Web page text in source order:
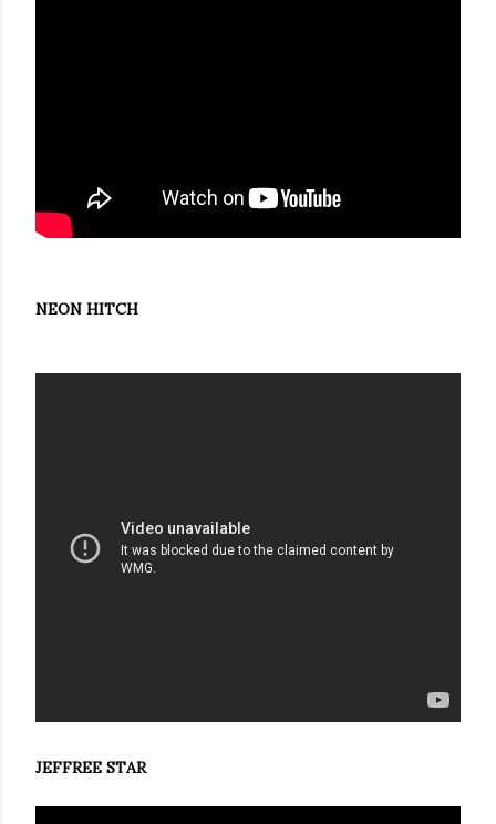
NEON HITCH
JEFFREE STAR